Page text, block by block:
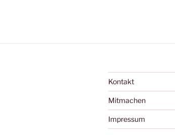
Kontakt
Mitmachen
Impressum